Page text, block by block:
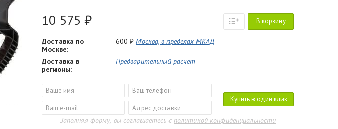
10 575 ₽ В корзину
Доставка по
Москве:
600 ₽ Москва, в пределах МКАД
Доставка в
регионы:
Предварительный расчет
Купить в один клик
Заполняя форму, вы соглашаетесь с политикой конфиденциальности